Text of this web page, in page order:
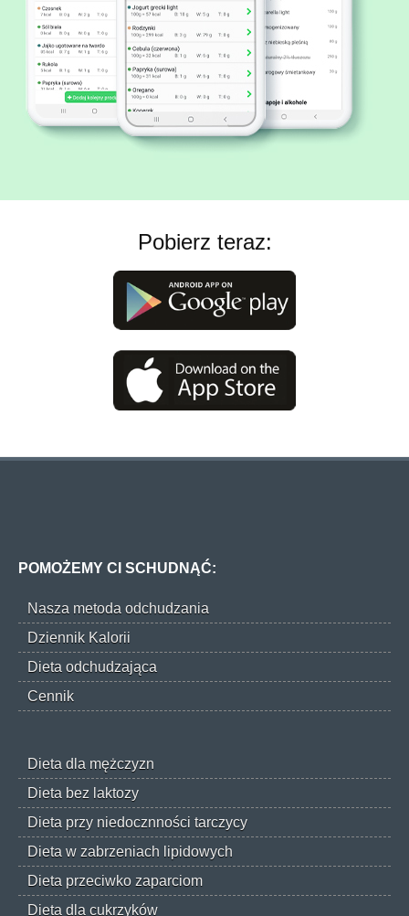
Pobierz teraz:
POMOŻEMY CI SCHUDNĄĆ:
Nasza metoda odchudzania
Dziennik Kalorii
Dieta odchudzająca
Cennik
Dieta dla mężczyzn
Dieta bez laktozy
Dieta przy niedocznności tarczycy
Dieta w zabrzeniach lipidowych
Dieta przeciwko zaparciom
Dieta dla cukrzyków